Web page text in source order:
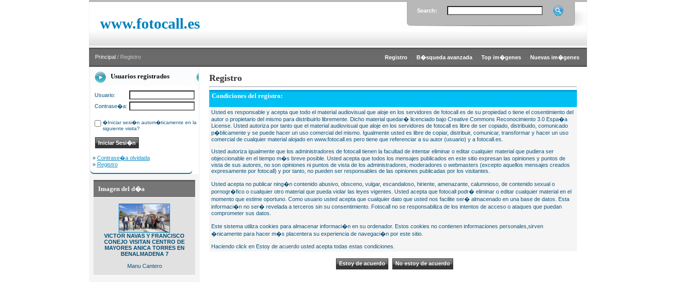
www.fotocall.es
Search:
Principal / Registro Registro B�squeda avanzada Top im�genes Nuevas im�genes
Usuarios registrados
Usuario:
Contrase�a:
�Iniciar sesi�n autom�ticamente en la
siguiente visita?
» Contrase�a olvidada
» Registro
Imagen del d�a
VICTOR NAVAS Y FRANCISCO
CONEJO VISITAN CENTRO DE
MAYORES ANICA TORRES EN
BENALMADENA 7
Manu Cantero
Registro
Condiciones del registro:
Usted es responsable y acepta que todo el material audiovisual que aloje en los servidores de fotocall es de su propiedad o tiene el cosentimiento del
autor o propietario del mismo para distribuirlo libremente. Dicho material quedar� licenciado bajo Creative Commons Reconocimiento 3.0 Espa�a
License. Usted autoriza por tanto que el material audiovisual que aloje en los servidores de fotocall es libre de ser copiado, distribuido, comunicado
p�blicamente y se puede hacer un uso comercial del mismo. Igualmente usted es libre de copiar, distribuir, comunicar, transformar y hacer un uso
comercial de cualquier material alojado en www.fotocall.es pero tiene que referenciar a su autor (usuario) y a fotocall.es.
Usted autoriza igualmente que los administradores de fotocall tienen la facultad de intentar eliminar o editar cualquier material que pudiera ser
objeccionable en el tiempo m�s breve posible. Usted acepta que todos los mensajes publicados en este sitio expresan las opiniones y puntos de
vista de sus autores, no son opiniones ni puntos de vista de los administradores, moderadores o webmasters (excepto aquellos mensajes creados
expresamente por fotocall) y por tanto, no pueden ser responsables de las opiniones publicadas por los visitantes.
Usted acepta no publicar ning�n contenido abusivo, obsceno, vulgar, escandaloso, hiriente, amenazante, calumnioso, de contenido sexual o
pornogr�fico o cualquier otro material que pueda violar las leyes vigentes. Usted acepta que fotocall podr� eliminar o editar cualquier material en el
momento que estime oportuno. Como usuario usted acepta que cualquier dato que usted nos facilite ser� almacenado en una base de datos. Esta
informaci�n no ser� revelada a terceros sin su consentimiento. Fotocall no se responsabiliza de los intentos de acceso o ataques que puedan
comprometer sus datos.
Este sistema utiliza cookies para almacenar informaci�n en su ordenador. Estos cookies no contienen informaciones personales,sirven
�nicamente para hacer m�s placentera su experiencia de navegaci�n por este sitio.
Haciendo click en Estoy de acuerdo usted acepta todas estas condiciones.